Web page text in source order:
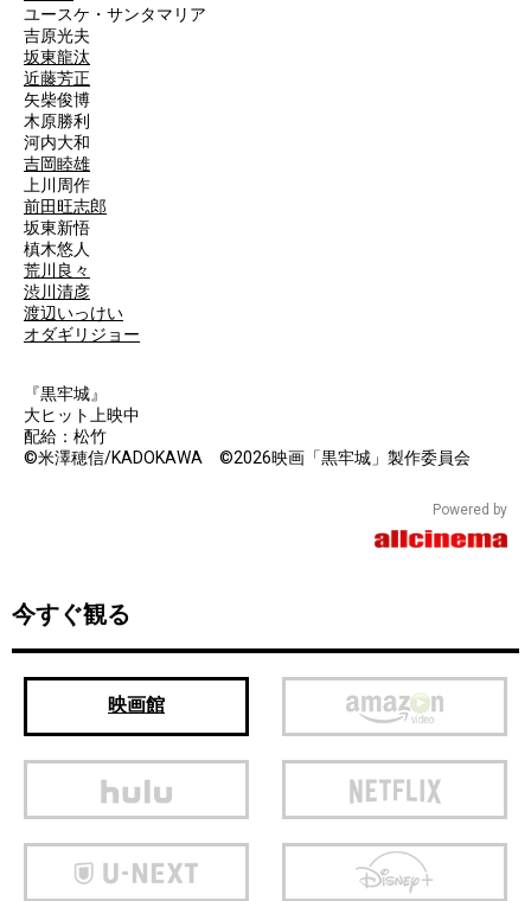
ユースケ・サンタマリア
吉原光夫
坂東龍汰
近藤芳正
矢柴俊博
木原勝利
河内大和
吉岡睦雄
上川周作
前田旺志郎
坂東新悟
槙木悠人
荒川良々
渋川清彦
渡辺いっけい
オダギリジョー
『黒牢城』
大ヒット上映中
配給：松竹
©米澤穂信/KADOKAWA ©2026映画「黒牢城」製作委員会
Powered by
今すぐ観る
映画館